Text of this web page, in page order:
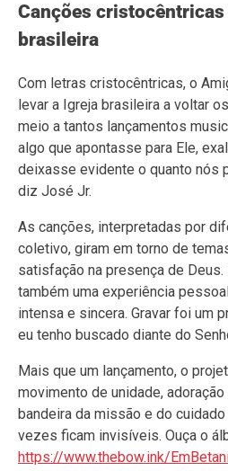
Canções cristocêntricas
brasileira
Com letras cristocêntricas, o
levar a Igreja brasileira a voltar
meio a tantos lançamentos
algo que apontasse para Ele,
deixasse evidente o quanto nós
diz José Jr.
As canções, interpretadas por
coletivo, giram em torno de
satisfação na presença de
também uma experiência
intensa e sincera. Gravar foi um
eu tenho buscado diante do
Mais que um lançamento, o
movimento de unidade,
bandeira da missão e do
vezes ficam invisíveis. Ouça o
https://www.thebow.ink/